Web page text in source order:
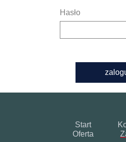
Hasło
Start
Oferta